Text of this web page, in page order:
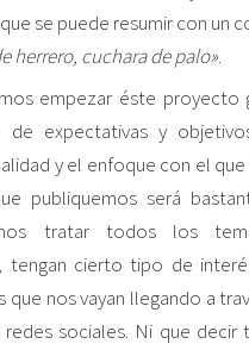
se puede resumir con un
herrero, cuchara de palo».
empezar éste proyecto
de expectativas y
y el enfoque con el
publiquemos será
tratar todos los
tengan cierto tipo de
que nos vayan llegando a
redes sociales. Ni que decir